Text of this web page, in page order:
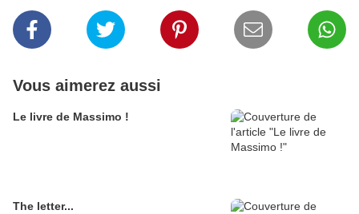
Vous aimerez aussi
Le livre de Massimo !
The letter...